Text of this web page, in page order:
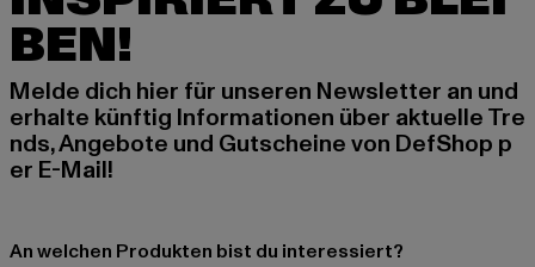
BEN!
Melde dich hier für unseren Newsletter an und
erhalte künftig Informationen über aktuelle Tre
nds, Angebote und Gutscheine von DefShop p
er E-Mail!
An welchen Produkten bist du interessiert?